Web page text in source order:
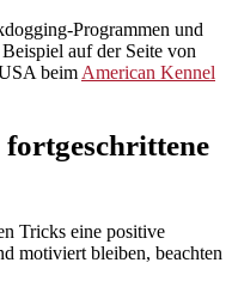
Programmen und
auf der Seite von
beim American Kennel
Tricks eine positive
motiviert bleiben, beachten